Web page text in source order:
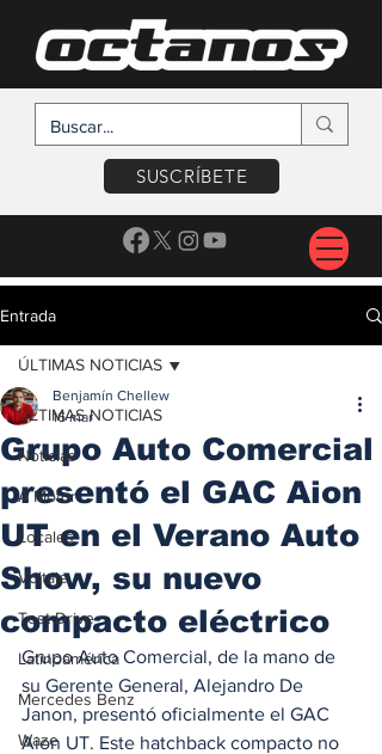
SUSCRÍBETE
Entrada
ÚLTIMAS NOTICIAS
Noticias
A Motor
Locales
Voltaje
Test Drive
Latinoamérica
Mercedes Benz
Waze
ÚLTIMAS NOTICIAS
Grupo Auto Comercial
presentó el GAC Aion
UT en el Verano Auto
Show, su nuevo
compacto eléctrico
Benjamín Chellew
16 mar
Grupo Auto Comercial, de la mano de
su Gerente General, Alejandro De
Janon, presentó oficialmente el GAC
Aion UT. Este hatchback compacto no